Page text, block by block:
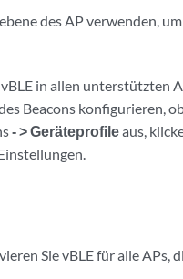
des AP verwenden, um
in allen unterstützten
Beacons konfigurieren,
- > Geräteprofileaus,
Sie vBLE für alle APs,